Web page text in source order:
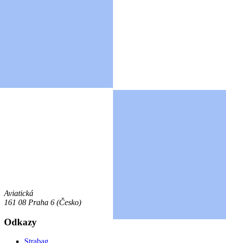
Aviatická
161 08 Praha 6 (Česko)
Odkazy